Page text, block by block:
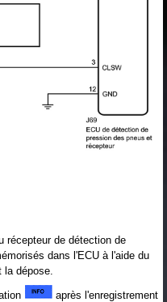
récepteur de détection de
dans l'ECU à l'aide du
dépose.
après l'enregistrement